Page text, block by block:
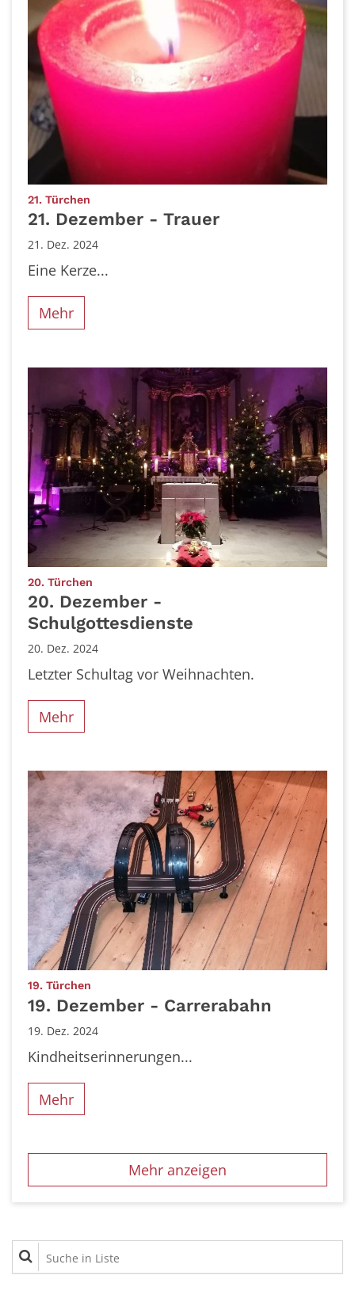
21. Türchen
21. Dezember - Trauer
21. Dez. 2024
Eine Kerze...
Mehr
20. Türchen
20. Dezember -
Schulgottesdienste
20. Dez. 2024
Letzter Schultag vor Weihnachten.
Mehr
19. Türchen
19. Dezember - Carrerabahn
19. Dez. 2024
Kindheitserinnerungen...
Mehr
Mehr anzeigen
Suche in Liste